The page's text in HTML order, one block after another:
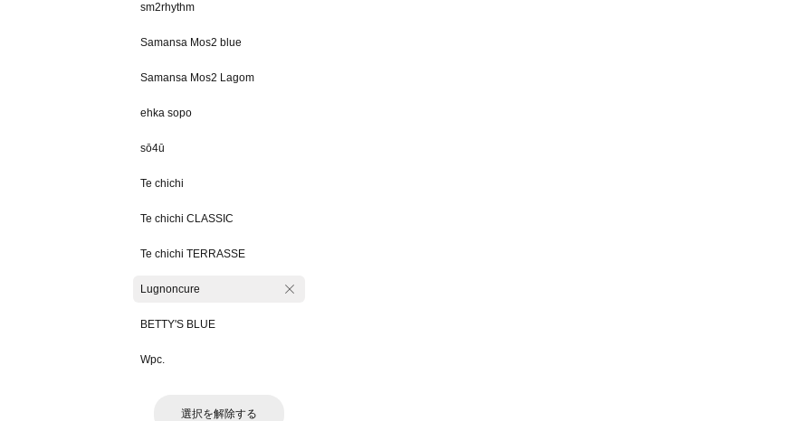
sm2rhythm
Samansa Mos2 blue
Samansa Mos2 Lagom
ehka sopo
sō4ū
Te chichi
Te chichi CLASSIC
Te chichi TERRASSE
Lugnoncure
BETTY'S BLUE
Wpc.
選択を解除する